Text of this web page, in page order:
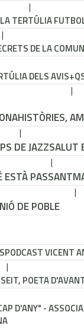
LA TERTÚLIA
DE LA
DELS AVIS
HISTÒRIES,
DE JAZZSALUT
ESTÀ PASSANT
DE POBLE
PODCAST VICENT
POETA
D'ANY" -